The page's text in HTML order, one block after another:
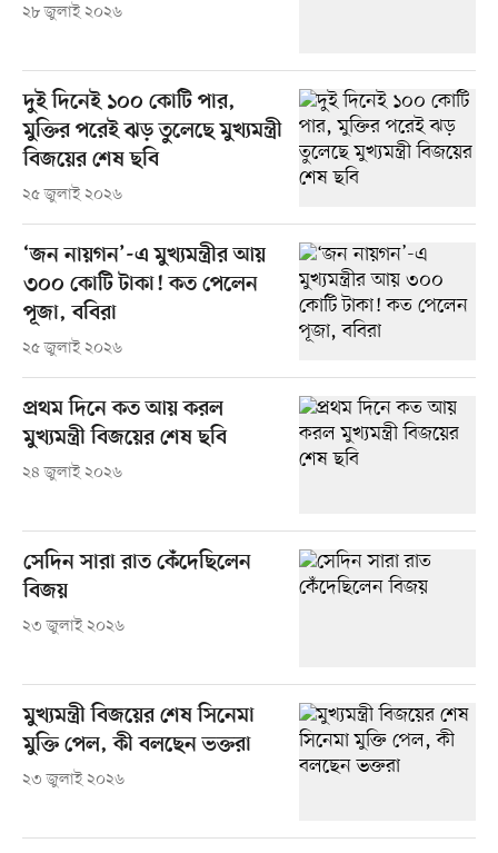
২৮ জুলাই ২০২৬
দুই দিনেই ১০০ কোটি পার,
মুক্তির পরেই ঝড় তুলেছে মুখ্যমন্ত্রী
বিজয়ের শেষ ছবি
২৫ জুলাই ২০২৬
‘জন নায়গন’-এ মুখ্যমন্ত্রীর আয়
৩০০ কোটি টাকা! কত পেলেন
পূজা, ববিরা
২৫ জুলাই ২০২৬
প্রথম দিনে কত আয় করল
মুখ্যমন্ত্রী বিজয়ের শেষ ছবি
২৪ জুলাই ২০২৬
সেদিন সারা রাত কেঁদেছিলেন
বিজয়
২৩ জুলাই ২০২৬
মুখ্যমন্ত্রী বিজয়ের শেষ সিনেমা
মুক্তি পেল, কী বলছেন ভক্তরা
২৩ জুলাই ২০২৬